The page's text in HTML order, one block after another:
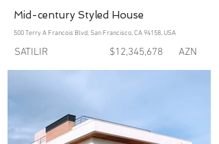
Mid-century Styled House
500 Terry A Francois Blvd, San Francisco, CA 94158, USA
SATILIR $12,345,678 AZN